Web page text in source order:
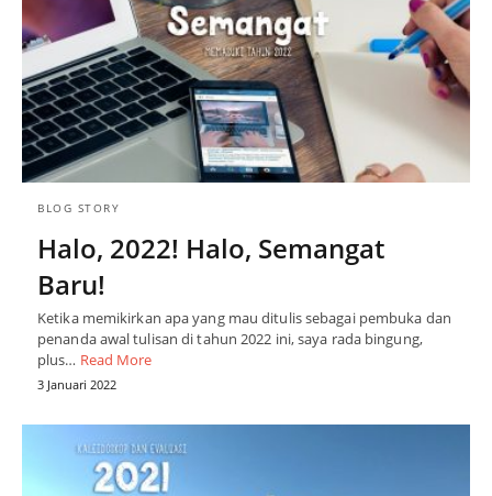
BLOG STORY
Halo, 2022! Halo, Semangat
Baru!
Ketika memikirkan apa yang mau ditulis sebagai pembuka dan
penanda awal tulisan di tahun 2022 ini, saya rada bingung,
plus… Read More
3 Januari 2022